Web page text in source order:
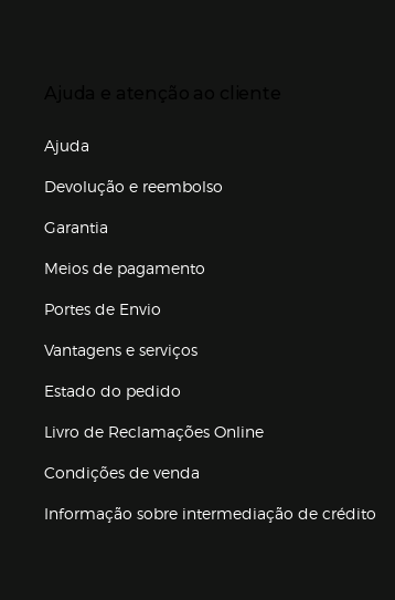
Ajuda
Devolução e reembolso
Garantia
Meios de pagamento
Portes de Envio
Vantagens e serviços
Estado do pedido
Livro de Reclamações Online
Condições de venda
Informação sobre intermediação de crédito